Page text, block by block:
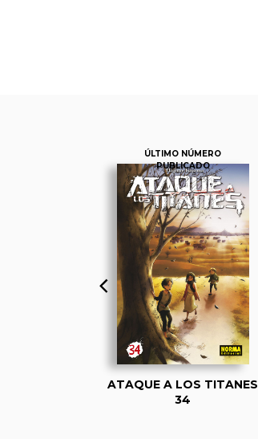
ÚLTIMO NÚMERO
PUBLICADO
ATAQUE A LOS TITANES
34